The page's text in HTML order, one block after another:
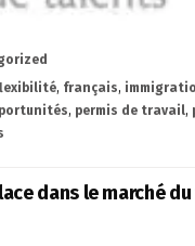
, français,
, permis de travail,
dans le marché